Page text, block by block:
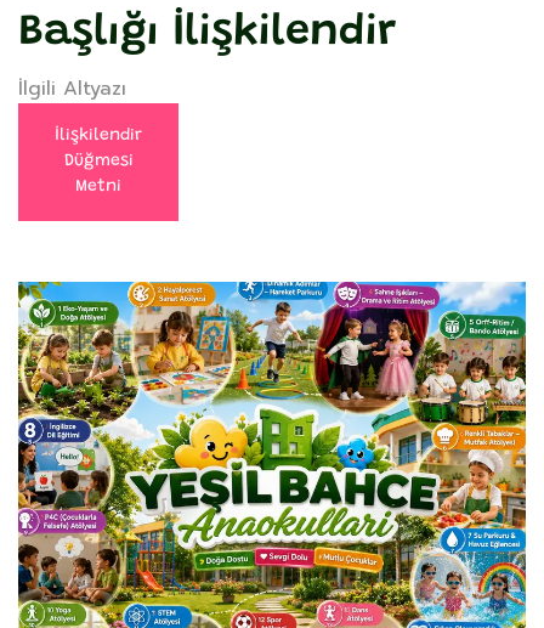
Başlığı İlişkilendir
İlgili Altyazı
İlişkilendir
Düğmesi
Metni